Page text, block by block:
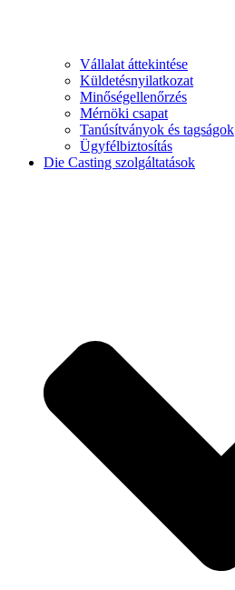
Vállalat áttekintése
Küldetésnyilatkozat
Minőségellenőrzés
Mérnöki csapat
Tanúsítványok és tagságok
Ügyfélbiztosítás
Die Casting szolgáltatások